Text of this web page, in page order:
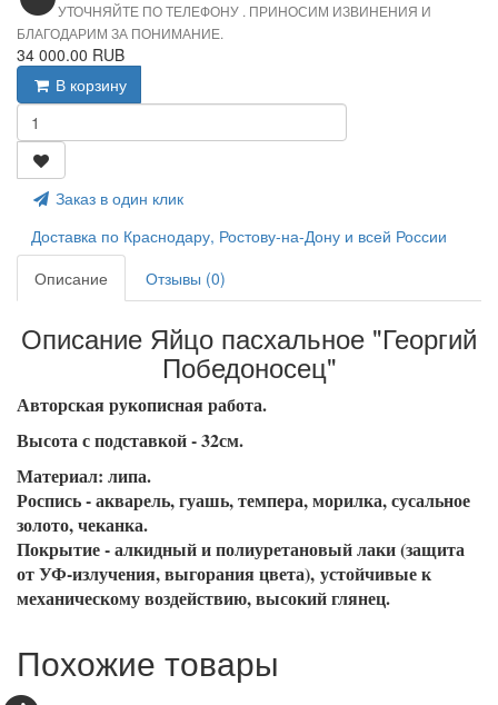
УТОЧНЯЙТЕ ПО ТЕЛЕФОНУ . ПРИНОСИМ ИЗВИНЕНИЯ И
БЛАГОДАРИМ ЗА ПОНИМАНИЕ.
34 000.00 RUB
В корзину
Заказ в один клик
Доставка по Краснодару, Ростову-на-Дону и всей России
Описание
Отзывы (0)
Описание Яйцо пасхальное "Георгий
Победоносец"
Авторская рукописная работа.
Высота с подставкой - 32см.
Материал: липа.
Роспись - акварель, гуашь, темпера, морилка, сусальное
золото, чеканка.
Покрытие - алкидный и полиуретановый лаки (защита
от УФ-излучения, выгорания цвета), устойчивые к
механическому воздействию, высокий глянец.
Похожие товары